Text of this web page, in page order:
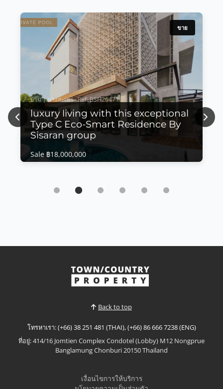
ขาย
บ้าน | บางสะเหร่ · Ref: BSH26471
luxury living with this exceptional
Type C Eco-Smart Residence By
Sisaran group
Sale ฿18,000,000
luxury living with this exceptional Type C
Eco-Smart Residence By Sisaran group
this exceptional Type C Eco-Smart Residence in
sophisticated architecture with sustainable
technology, this magnificent four-storey home
offers expansive living spac...
Previous Next
Back to top
โทรหาเรา: (+66) 38 251 481 (THAI), (+66) 86 666 7238 (ENG)
ที่อยู่: 414/16 Jomtien Complex Condotel (Lobby) M12 Nongprue
Banglamung Chonburi 20150 Thailand
เงื่อนไขการให้บริการ